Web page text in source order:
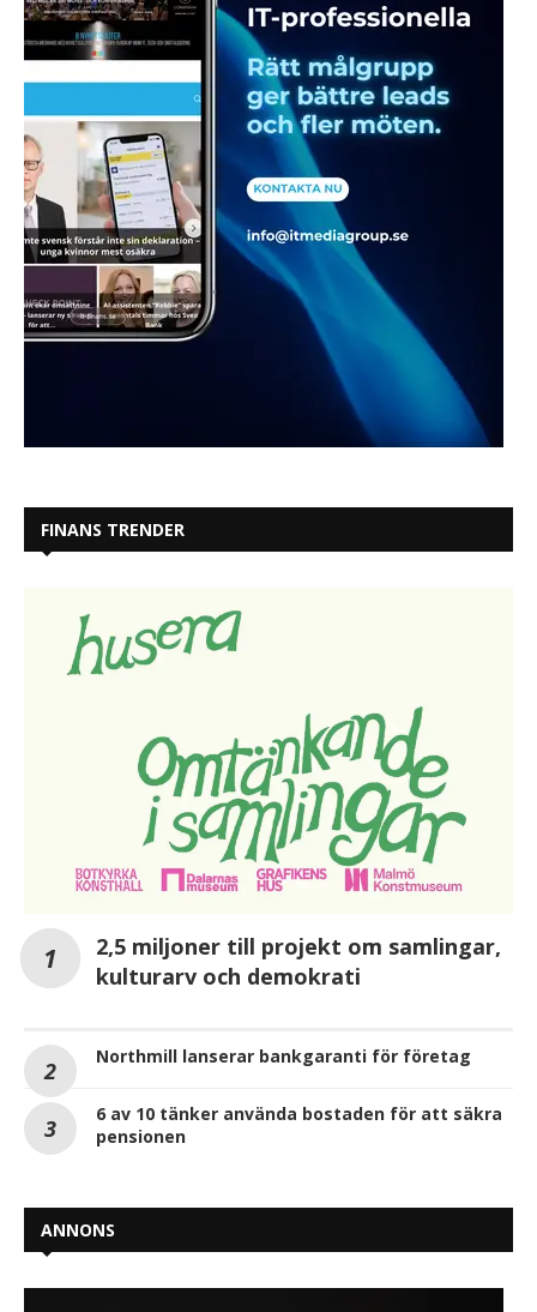
FINANS TRENDER
2,5 miljoner till projekt om samlingar,
kulturarv och demokrati
Northmill lanserar bankgaranti för företag
6 av 10 tänker använda bostaden för att säkra
pensionen
ANNONS